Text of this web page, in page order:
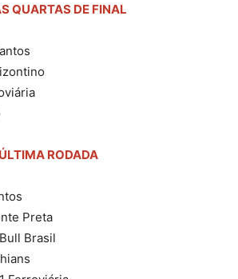
QUARTAS DE FINAL
RODADA
Preta
Brasil